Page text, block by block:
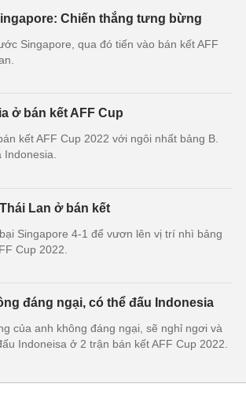
Chiến thắng tưng bừng
Singapore, qua đó tiến vào bán kết AFF
ở bán kết AFF Cup
kết AFF Cup 2022 với ngôi nhất bảng B.
Indonesia.
Lan ở bán kết
Singapore 4-1 để vươn lên vị trí nhì bảng
Cup 2022.
đáng ngại, có thể đấu Indonesia
của anh không đáng ngại, sẽ nghỉ ngơi và
Indoneisa ở 2 trận bán kết AFF Cup 2022.